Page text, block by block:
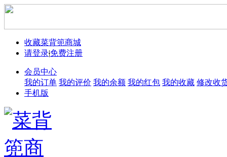
收藏菜背篼商城
请登录|免费注册
会员中心
我的订单 我的评价 我的余额 我的红包 我的收藏 修改收
手机版